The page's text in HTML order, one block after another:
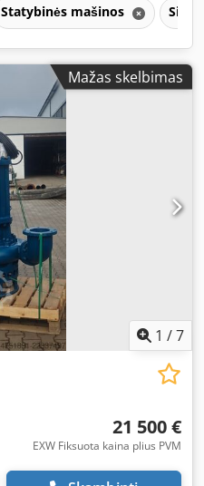
Statybinės mašinos
Mažas skelbimas
1 /7
21 500 €
EXW Fiksuota kaina plius PVM